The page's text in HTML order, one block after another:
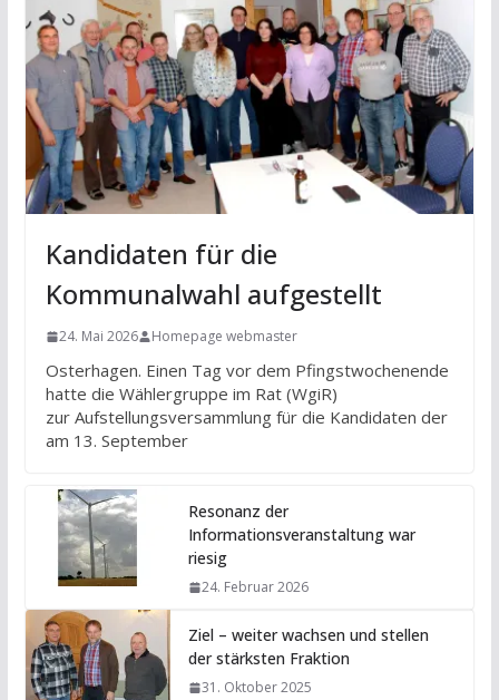
Kandidaten für die
Kommunalwahl aufgestellt
24. Mai 2026 Homepage webmaster
Osterhagen. Einen Tag vor dem Pfingstwochenende
hatte die Wählergruppe im Rat (WgiR)
zur Aufstellungsversammlung für die Kandidaten der
am 13. September
Resonanz der
Informationsveranstaltung war
riesig
24. Februar 2026
Ziel – weiter wachsen und stellen
der stärksten Fraktion
31. Oktober 2025